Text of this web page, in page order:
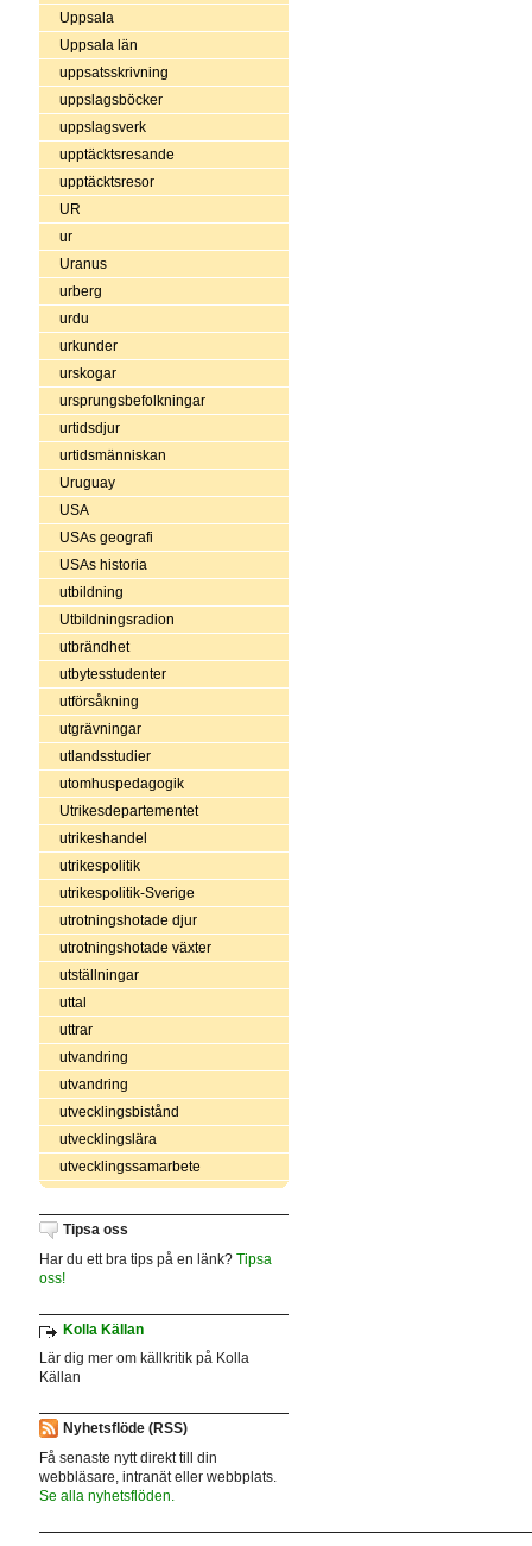
Uppsala
Uppsala län
uppsatsskrivning
uppslagsböcker
uppslagsverk
upptäcktsresande
upptäcktsresor
UR
ur
Uranus
urberg
urdu
urkunder
urskogar
ursprungsbefolkningar
urtidsdjur
urtidsmänniskan
Uruguay
USA
USAs geografi
USAs historia
utbildning
Utbildningsradion
utbrändhet
utbytesstudenter
utförsåkning
utgrävningar
utlandsstudier
utomhuspedagogik
Utrikesdepartementet
utrikeshandel
utrikespolitik
utrikespolitik-Sverige
utrotningshotade djur
utrotningshotade växter
utställningar
uttal
uttrar
utvandring
utvandring
utvecklingsbistånd
utvecklingslära
utvecklingssamarbete
Tipsa oss
Har du ett bra tips på en länk? Tipsa
oss!
Kolla Källan
Lär dig mer om källkritik på Kolla
Källan
Nyhetsflöde (RSS)
Få senaste nytt direkt till din
webbläsare, intranät eller webbplats.
Se alla nyhetsflöden.